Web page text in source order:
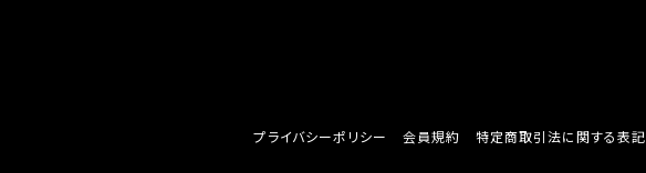
プライバシーポリシー 会員規約 特定商取引法に関する表記